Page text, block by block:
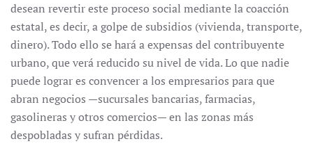
desean revertir este proceso social mediante la coacción
estatal, es decir, a golpe de subsidios (vivienda, transporte,
dinero). Todo ello se hará a expensas del contribuyente
urbano, que verá reducido su nivel de vida. Lo que nadie
puede lograr es convencer a los empresarios para que
abran negocios —sucursales bancarias, farmacias,
gasolineras y otros comercios— en las zonas más
despobladas y sufran pérdidas.